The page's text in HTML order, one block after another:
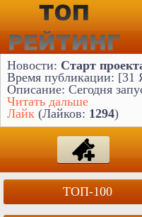
Новости: Старт
Время публикации: [31
Описание: Сегодня
Читать дальше
Лайк (Лайков: 1294)
ТОП-100